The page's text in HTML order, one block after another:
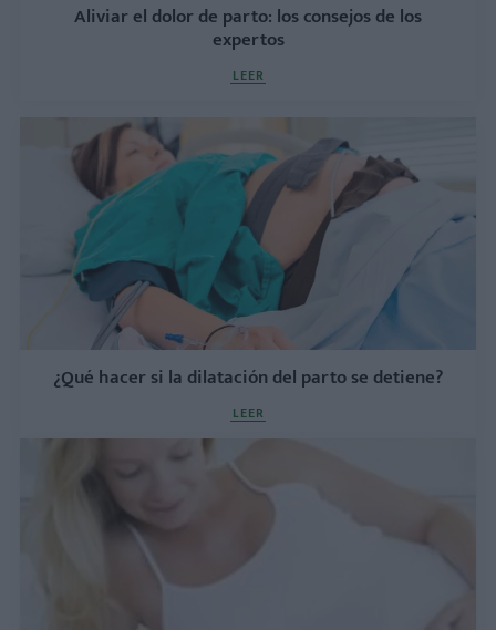
Aliviar el dolor de parto: los consejos de los
expertos
LEER
¿Qué hacer si la dilatación del parto se detiene?
LEER